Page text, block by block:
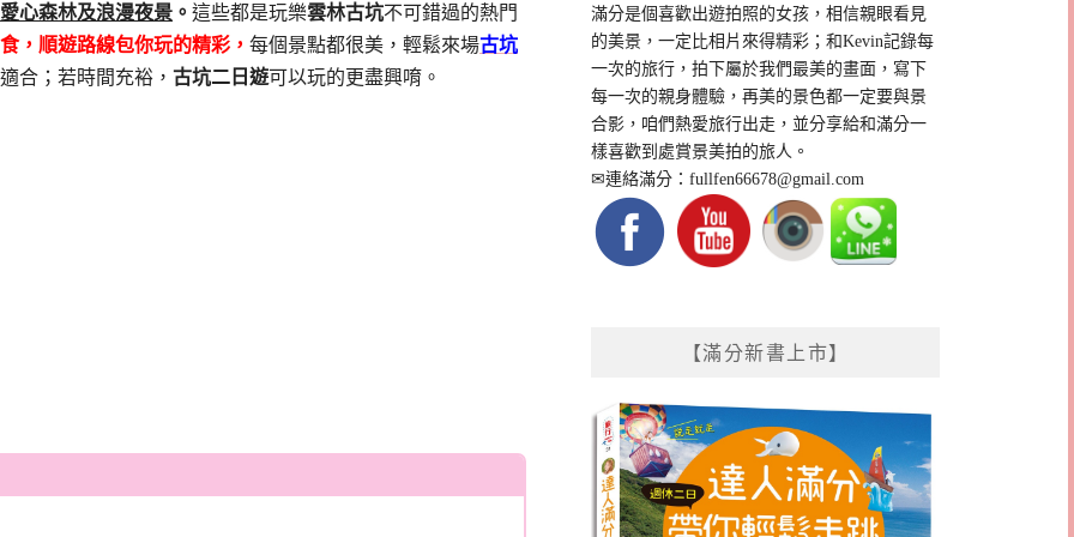
心森林及浪漫夜景 。 這些都是玩樂雲林古坑不可錯過的熱門
，順遊路線包你玩的精彩， 每個景點都很美，輕鬆來場古坑
合；若時間充裕， 古坑二日遊可以玩的更盡興唷。
滿分是個喜歡出遊拍照的女孩，相信親眼看見
的美景，一定比相片來得精彩；和Kevin記錄每
一次的旅行，拍下屬於我們最美的畫面，寫下
每一次的親身體驗，再美的景色都一定要與景
合影，咱們熱愛旅行出走，並分享給和滿分一
樣喜歡到處賞景美拍的旅人。
✉連絡滿分：fullfen66678@gmail.com
【滿分新書上市】